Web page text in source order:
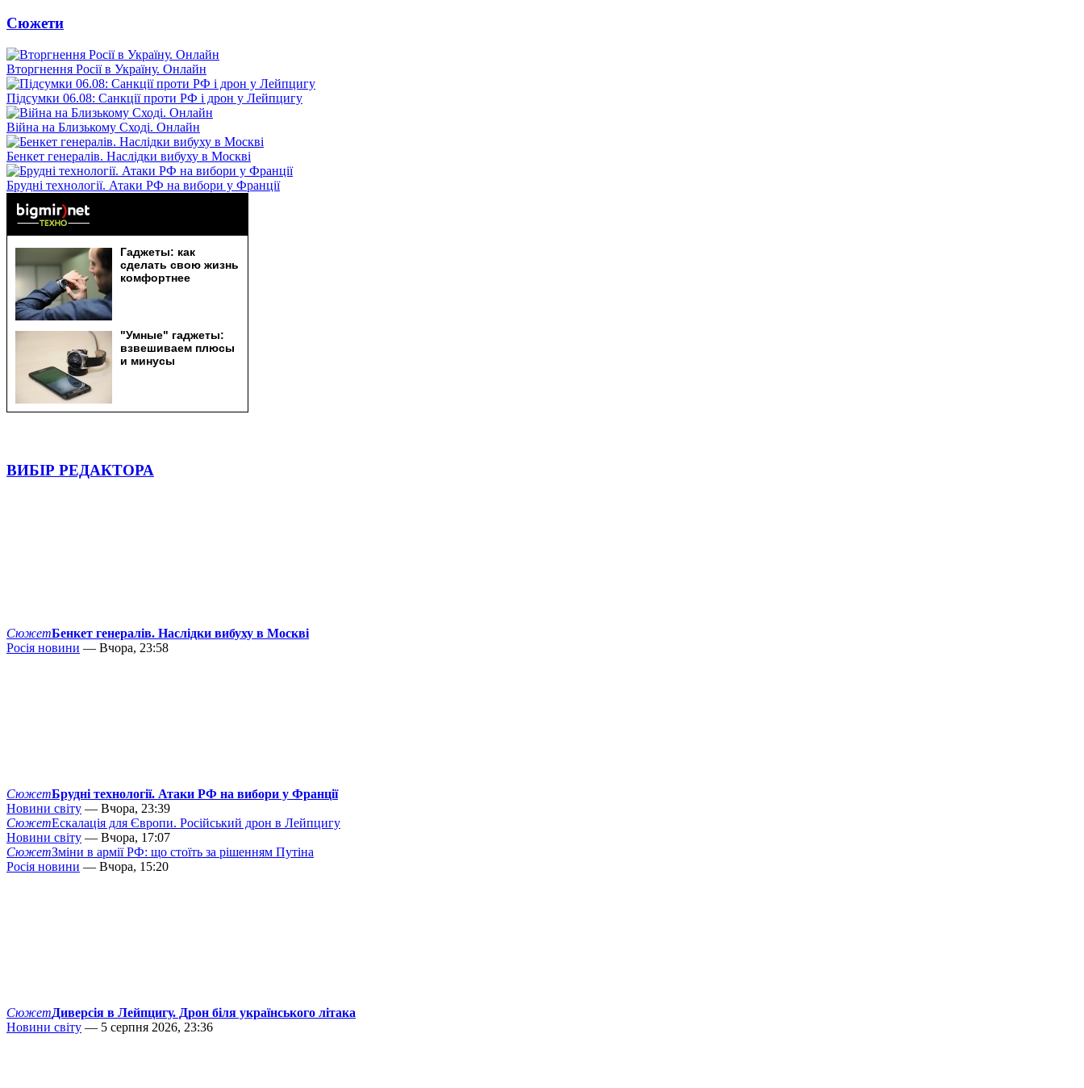
Сюжети
Вторгнення Росії в Україну. Онлайн
Підсумки 06.08: Санкції проти РФ і дрон у Лейпцигу
Війна на Близькому Сході. Онлайн
Бенкет генералів. Наслідки вибуху в Москві
Брудні технології. Атаки РФ на вибори у Франції
ВИБІР РЕДАКТОРА
СюжетБенкет генералів. Наслідки вибуху в Москві
Росія новини — Вчора, 23:58
СюжетБрудні технології. Атаки РФ на вибори у Франції
Новини світу — Вчора, 23:39
СюжетЕскалація для Європи. Російський дрон в Лейпцигу
Новини світу — Вчора, 17:07
СюжетЗміни в армії РФ: що стоїть за рішенням Путіна
Росія новини — Вчора, 15:20
СюжетДиверсія в Лейпцигу. Дрон біля українського літака
Новини світу — 5 серпня 2026, 23:36